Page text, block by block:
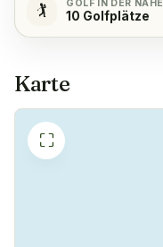
Kaffeemaschine
🏌️ GOLF IN DER NÄHE
10 Golfplätze
Karte
⛶